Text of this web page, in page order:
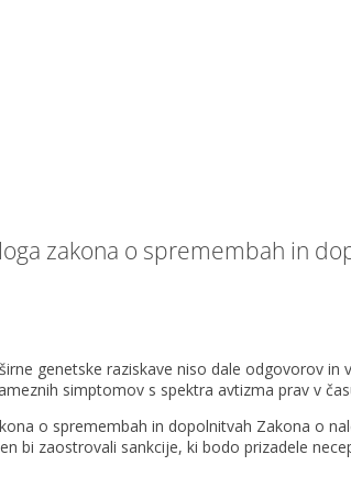
zakona o spremembah in
genetske raziskave niso dale odgovorov
simptomov s spektra avtizma prav v
o spremembah in dopolnitvah Zakona o
bi zaostrovali sankcije, ki bodo prizadele